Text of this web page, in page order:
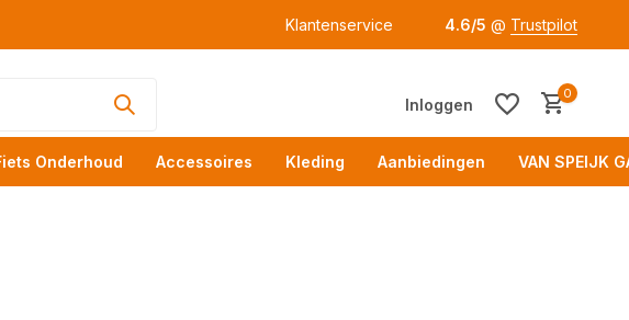
Klantenservice 4.6/5 @ Trustpilot
Inloggen
0
Onderhoud Accessoires Kleding Aanbiedingen VAN SPEIJK